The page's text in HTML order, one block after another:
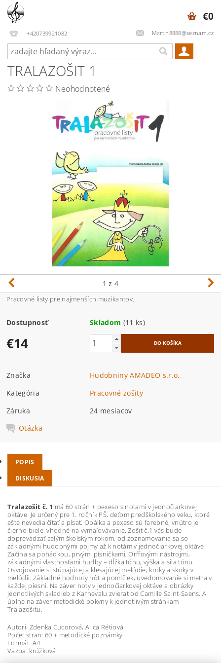
+420739921082 Martin8888@seznam.cz
€0
TRALAZOŠIT 1
Neohodnotené
1 z 4
Pracovné listy pre najmenších muzikantov.
Dostupnosť Skladom (11 ks)
€14
Značka
Hudobniny AMADEO s.r.o.
Kategória
Pracovné zošity
Záruka
24 mesiacov
Otázka
POPIS
DISKUSIA
Tralazošit č. 1 má 60 strán + pexeso s notami v jednočiarkovej
oktáve. Je určený pre 1. ročník PŠ, deťom predškolského veku, ktoré
ešte nevedia čítať a písať. Obálka a pexeso sú farebné, vnútro je
čierno-biele, vhodné na vymaľovávanie. Zošit č.1 vás bude
doprevádzať celým školským rokom, od zoznamovania sa so
základnými hudobnými pojmy až k notám v jednočiarkovej oktáve.
Začína sa pohádkou, prvými písničkami, Orffovými nástrojmi,
základnými vlastnosťami hudby – dĺžka tónu, výška a sila tónu.
Osvojovanie si stúpajúcej a klesajúcej melódie, kroky a skoky v
melódii. Základné hodnoty nôt a pomlčiek, uvedomovanie si metra v
každej piesni. Na záver noty v jednočiarkovej oktáve a obrázky
jednotlivých skladieb z Karnevalu zvierat od Camille Saint-Saens. A
úplne na záver metodické pokyny k jednotlivým stránkam
Tralazošitu.
Autori: Zdenka Cucorová, Alica Rétiová
Počet stran: 60 + metodické poznámky
Formát: A4
Väzba: krúžková